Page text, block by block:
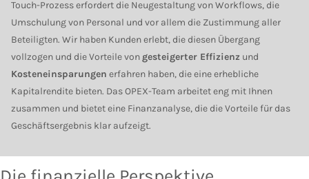
Touch-Prozess erfordert die Neugestaltung von Workflows, die
Umschulung von Personal und vor allem die Zustimmung aller
Beteiligten. Wir haben Kunden erlebt, die diesen Übergang
vollzogen und die Vorteile von gesteigerter Effizienz und
Kosteneinsparungen erfahren haben, die eine erhebliche
Kapitalrendite bieten. Das OPEX-Team arbeitet eng mit Ihnen
zusammen und bietet eine Finanzanalyse, die die Vorteile für das
Geschäftsergebnis klar aufzeigt.